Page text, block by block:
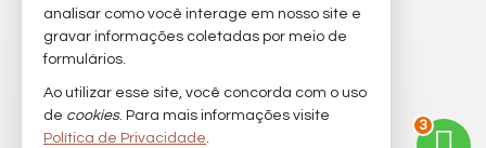
cadastre seu imóvel
imóveis favoritos
mapa de imóveis
3
analisar como você interage em nosso site e
gravar informações coletadas por meio de
formulários.
Ao utilizar esse site, você concorda com o uso
de cookies. Para mais informações visite
Política de Privacidade.